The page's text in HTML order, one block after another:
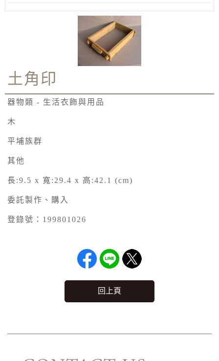
土角印
器物類 - 生活衣飾與用品
木
平埔族群
其他
長:9.5 x 寬:29.4 x 高:42.1 (cm)
委託製作、購入
登錄號：199801026
回上頁